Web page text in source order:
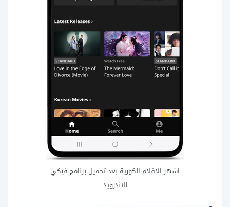
اشهر الافلام الكورية بعد تحميل برنامج فيكي
للاندرويد